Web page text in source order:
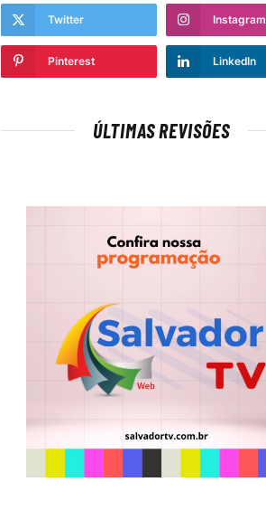
Twitter Instagram
Pinterest LinkedIn
ÚLTIMAS REVISÕES